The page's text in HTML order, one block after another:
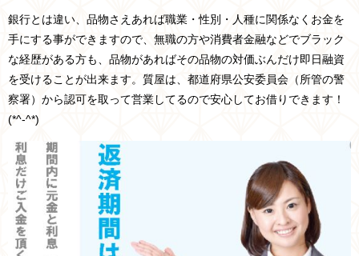
銀行とは違い、品物さえあれば職業・性別・人種に関係なくお金を
手にする事ができますので、無職の方や消費者金融などでブラック
な経歴がある方も、品物があればその品物の対価ぶんだけ即日融資
を受けることが出来ます。質屋は、 都道府県公安委員会 （所管の警
察署） から認可を取って営業してるので安心してお借りできます！
(*^-^*)